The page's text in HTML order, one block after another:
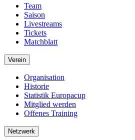
Team
Saison
Livestreams
Tickets
Matchblatt
Verein
Organisation
Historie
Statistik Europacup
Mitglied werden
Offenes Training
Netzwerk